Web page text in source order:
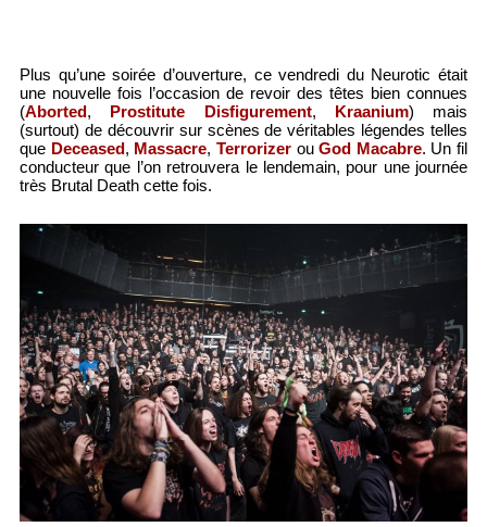
Plus qu’une soirée d’ouverture, ce vendredi du Neurotic était
une nouvelle fois l’occasion de revoir des têtes bien connues
(Aborted, Prostitute Disfigurement, Kraanium) mais
(surtout) de découvrir sur scènes de véritables légendes telles
que Deceased, Massacre, TerrorizerouGod Macabre. Un fil
conducteur que l’on retrouvera le lendemain, pour une journée
très Brutal Death cette fois.